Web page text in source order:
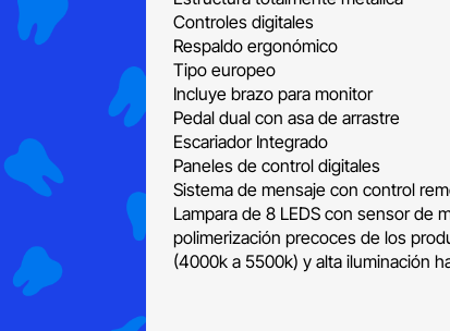
Controles digitales
Respaldo ergonómico
Tipo europeo
Incluye brazo para monitor
Pedal dual con asa de arrastre
Escariador Integrado
Paneles de control digitales
Sistema de mensaje con control
Lampara de 8 LEDS con sensor de
polimerización precoces de los
(4000k a 5500k) y alta iluminación